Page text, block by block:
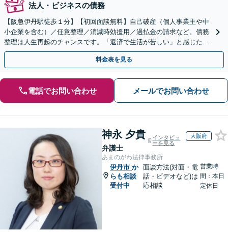
法人・ビジネスの債務
【阪急伊丹駅徒歩１分】【初回面談無料】自己破産（個人事業主や中
小企業を含む）／任意整理／消滅時効援用／過払金の請求など。債務
整理は人生再起のチャンスです。「返済で生活が苦しい」と感じた
ら、早めにお気軽にご相談ください【法テラス利用可】
料金表を見る
電話でお問い合わせ メールでお問い合わせ
神永 夕貴
弁護士
インタビュ
ーを見る
大阪府
あまのがわ法律事務所
伊丹市 か
らも相談
受付中
面談方法(対面・電
話・ビデオなど)は
応相談
営業時
間：本日
定休日